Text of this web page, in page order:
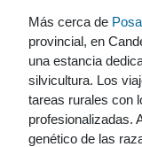
Más cerca de
provincial, en
una estancia
silvicultura. Los
tareas rurales con
profesionalizadas.
genético de las